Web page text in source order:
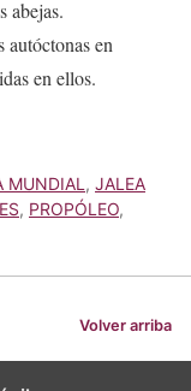
abejas.
autóctonas en
en ellos.
MUNDIAL , JALEA
, PROPÓLEO,
Volver arriba